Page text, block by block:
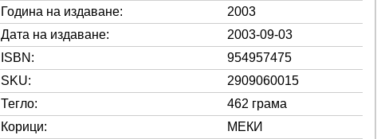
Година на издаване:
2003
Дата на издаване:
2003-09-03
ISBN:
954957475
SKU:
2909060015
Тегло:
462 грама
Корици:
МЕКИ